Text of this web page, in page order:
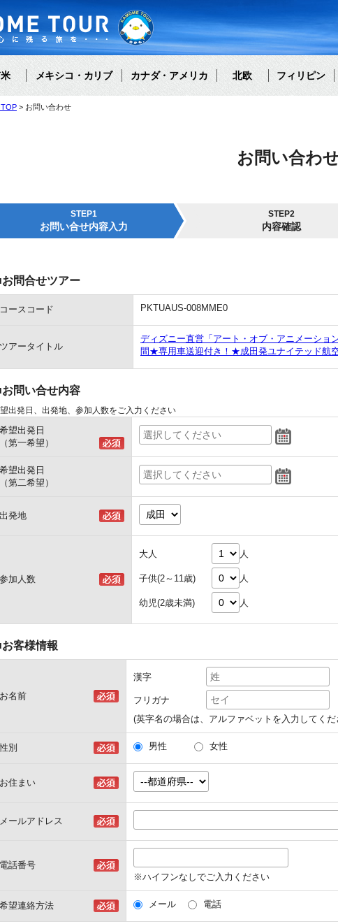
メキシコ・カリブ カナダ・アメリカ 北欧 フィリピン
お問い合わせ
お問い合わ
STEP1
お問い合せ内容入力
STEP2
内容確認
お問合せツアー
コースコード PKTUAUS-008MME0
ツアータイトル
ディズニー直営「アート・オブ・アニメーショ
間★専用車送迎付き！★成田発ユナイテッド航
お問い合せ内容
出発日、出発地、参加人数をご入力ください
希望出発日
（第一希望）
希望出発日
（第二希望）
出発地
参加人数
大人 人
子供(2～11歳) 人
幼児(2歳未満) 人
お客様情報
お名前
漢字
フリガナ
(英字名の場合は、アルファベットを入力してくだ
性別 男性 女性
お住まい
メールアドレス
電話番号
※ハイフンなしでご入力ください
希望連絡方法 メール 電話